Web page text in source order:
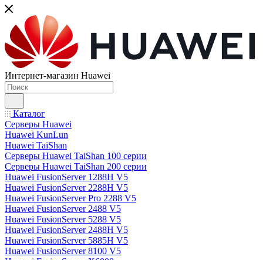
Интернет-магазин Huawei
Каталог
Серверы Huawei
Huawei KunLun
Huawei TaiShan
Серверы Huawei TaiShan 100 серии
Серверы Huawei TaiShan 200 серии
Huawei FusionServer 1288H V5
Huawei FusionServer 2288H V5
Huawei FusionServer Pro 2288 V5
Huawei FusionServer 2488 V5
Huawei FusionServer 5288 V5
Huawei FusionServer 2488H V5
Huawei FusionServer 5885H V5
Huawei FusionServer 8100 V5